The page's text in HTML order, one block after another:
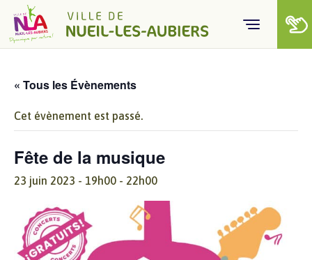
Skip to content
« Tous les Évènements
Cet évènement est passé.
Fête de la musique
23 juin 2023 - 19h00 - 22h00